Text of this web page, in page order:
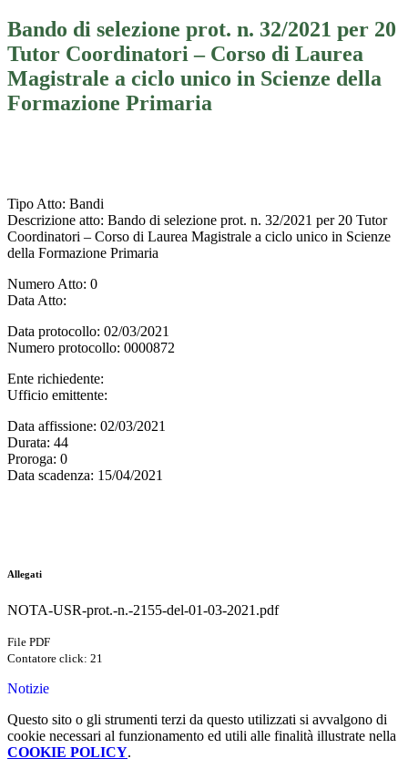
Bando di selezione prot. n. 32/2021 per 20
Tutor Coordinatori – Corso di Laurea
Magistrale a ciclo unico in Scienze della
Formazione Primaria
Tipo Atto: Bandi
Descrizione atto: Bando di selezione prot. n. 32/2021 per 20 Tutor
Coordinatori – Corso di Laurea Magistrale a ciclo unico in Scienze
della Formazione Primaria
Numero Atto: 0
Data Atto:
Data protocollo: 02/03/2021
Numero protocollo: 0000872
Ente richiedente:
Ufficio emittente:
Data affissione: 02/03/2021
Durata: 44
Proroga: 0
Data scadenza: 15/04/2021
Allegati
NOTA-USR-prot.-n.-2155-del-01-03-2021.pdf
File PDF
Contatore click: 21
Notizie
Questo sito o gli strumenti terzi da questo utilizzati si avvalgono di
cookie necessari al funzionamento ed utili alle finalità illustrate nella
COOKIE POLICY.